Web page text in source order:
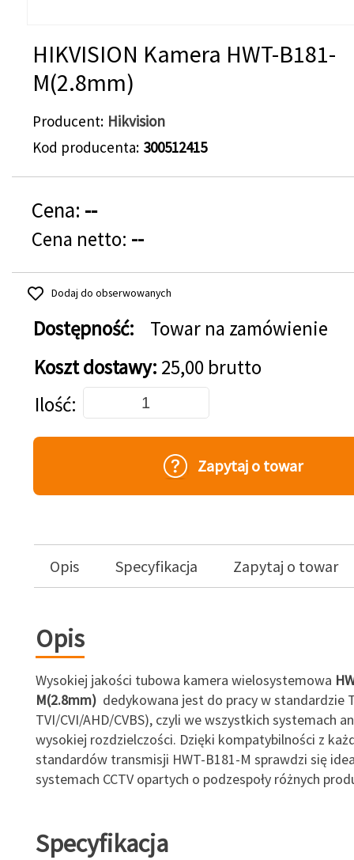
HIKVISION Kamera HWT-B181-
M(2.8mm)
Producent Hikvision
Kod producenta 300512415
Cena: --
Cena netto: --
Dodaj do obserwowanych
Dostępność:
Towar na zamówienie
Koszt dostawy: 25,00 brutto
Dodaj do koszyka
Ilość
Zapytaj o towar
Opis Specyfikacja Zapytaj o towar
Opis
Wysokiej jakości tubowa kamera wielosystemowa
M(2.8mm) dedykowana jest do pracy w standardzie
TVI/CVI/AHD/CVBS), czyli we wszystkich systemach
wysokiej rozdzielczości. Dzięki kompatybilności z
standardów transmisji HWT-B181-M sprawdzi się
systemach CCTV opartych o podzespoły różnych
Specyfikacja